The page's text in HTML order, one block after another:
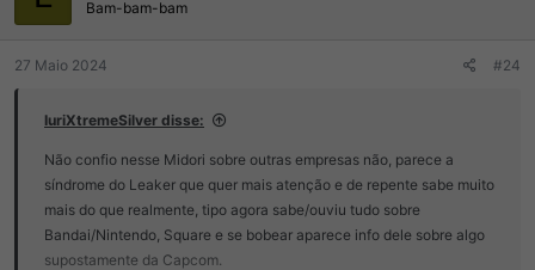
e
s
Bam-bam-bam
27 Maio 2024 #24
IuriXtremeSilver disse:
Não confio nesse Midori sobre outras empresas não, parece a
síndrome do Leaker que quer mais atenção e de repente sabe muito
mais do que realmente, tipo agora sabe/ouviu tudo sobre
Bandai/Nintendo, Square e se bobear aparece info dele sobre algo
supostamente da Capcom.